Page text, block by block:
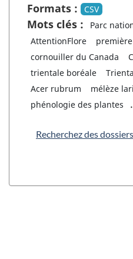
Formats :
CSV
Mots clés :
Parc
AttentionFlore
cornouiller du Canada
trientale boréale
Acer rubrum
mélèze
phénologie des plantes
Recherchez des